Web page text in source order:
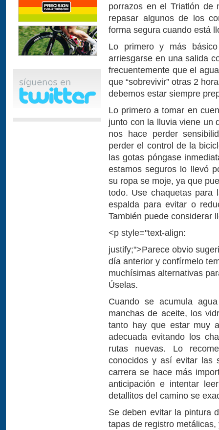
porrazos en el Triatlón de
repasar algunos de los
forma segura cuando está
Lo primero y más
arriesgarse en una salida
frecuentemente que el
que “sobrevivir” otras 2
debemos estar siempre
Lo primero a tomar en
junto con la lluvia viene un
nos hace perder
perder el control de la
las gotas póngase
estamos seguros lo llevó
su ropa se moje, ya que
todo. Use chaquetas para
espalda para evitar o
También puede considerar
<p style="text-align:
justify;">Parece obvio
día anterior y confírmelo
muchísimas alternativas
Úselas.
Cuando se acumula
manchas de aceite, los
tanto hay que estar muy
adecuada evitando los
rutas nuevas. Lo
conocidos y así evitar las
carrera se hace más
anticipación e intentar
detallitos del camino se
Se deben evitar la pintura
tapas de registro